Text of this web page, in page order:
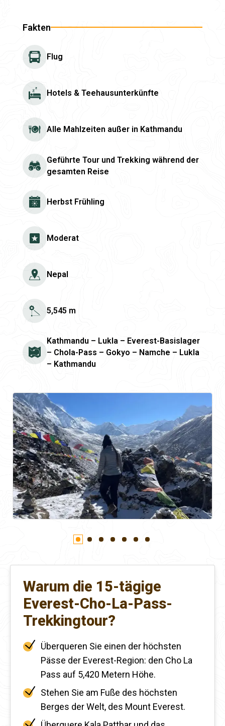
Fakten
Flug
Hotels & Teehausunterkünfte
Alle Mahlzeiten außer in Kathmandu
Geführte Tour und Trekking während der
gesamten Reise
Herbst Frühling
Moderat
Nepal
5,545 m
Kathmandu – Lukla – Everest-Basislager
– Chola-Pass – Gokyo – Namche – Lukla
– Kathmandu
Warum die 15-tägige
Everest-Cho-La-Pass-
Trekkingtour?
Überqueren Sie einen der höchsten
Pässe der Everest-Region: den Cho La
Pass auf 5,420 Metern Höhe.
Stehen Sie am Fuße des höchsten
Berges der Welt, des Mount Everest.